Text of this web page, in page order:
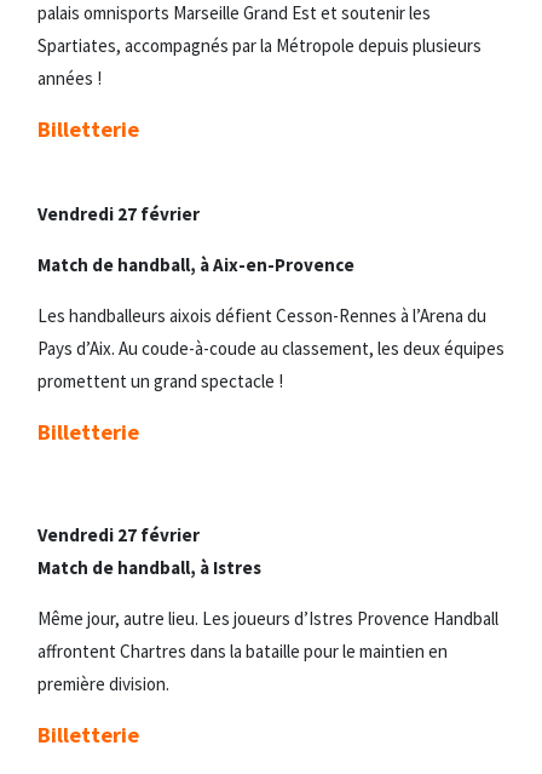
palais omnisports Marseille Grand Est et soutenir les
Spartiates, accompagnés par la Métropole depuis plusieurs
années !
Billetterie
Vendredi 27 février
Match de handball, à Aix-en-Provence
Les handballeurs aixois défient Cesson-Rennes à l’Arena du
Pays d’Aix. Au coude-à-coude au classement, les deux équipes
promettent un grand spectacle !
Billetterie
Vendredi 27 février
Match de handball, à Istres
Même jour, autre lieu. Les joueurs d’Istres Provence Handball
affrontent Chartres dans la bataille pour le maintien en
première division.
Billetterie